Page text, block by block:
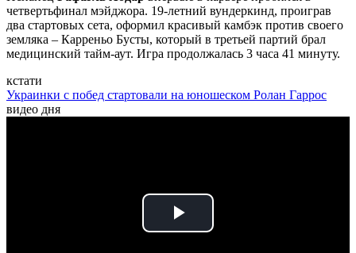
четвертьфинал мэйджора. 19-летний вундеркинд, проиграв
два стартовых сета, оформил красивый камбэк против своего
земляка – Карреньо Бусты, который в третьей партий брал
медицинский тайм-аут. Игра продолжалась 3 часа 41 минуту.
кстати
Украинки с побед стартовали на юношеском Ролан Гаррос
видео дня
Play